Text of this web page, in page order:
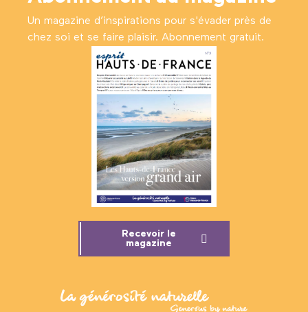
Un magazine d’inspirations pour s'évader près de
chez soi et se faire plaisir. Abonnement gratuit.
Recevoir le
magazine